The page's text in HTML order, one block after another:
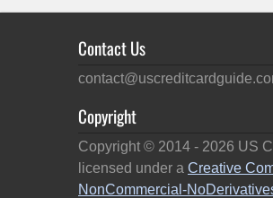
Contact Us
Copyright
Copyright © 2014 - 2026 US
licensed under a Creative
NonCommercial-